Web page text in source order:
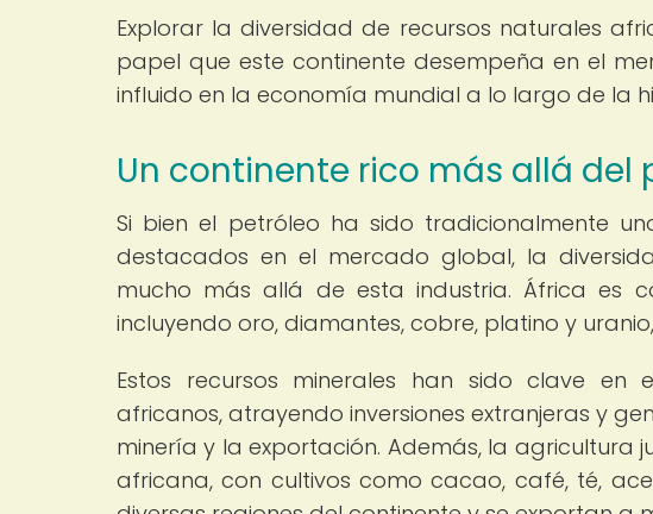
Explorar la diversidad de recursos naturales
papel que este continente desempeña en el
influido en la economía mundial a lo largo de la
Un continente rico más allá del
Si bien el petróleo ha sido tradicionalmente
destacados en el mercado global, la
mucho más allá de esta industria. África es
incluyendo oro, diamantes, cobre, platino y
Estos recursos minerales han sido clave en
africanos, atrayendo inversiones extranjeras y
minería y la exportación. Además, la
africana, con cultivos como cacao, café, té,